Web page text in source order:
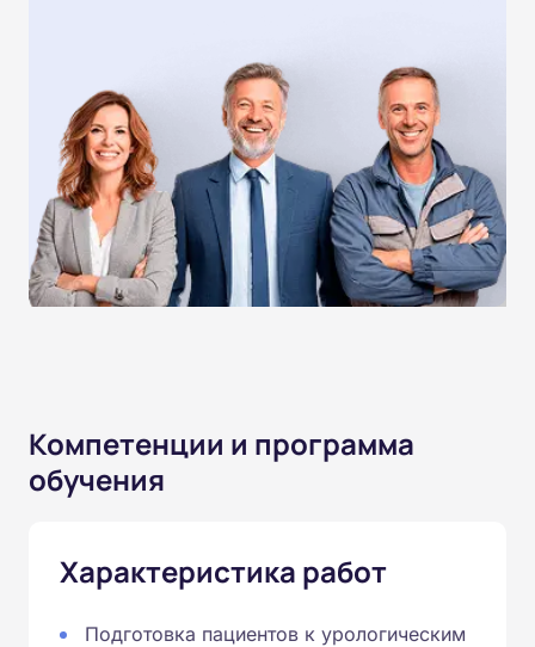
Компетенции и программа
обучения
Характеристика работ
Подготовка пациентов к урологическим